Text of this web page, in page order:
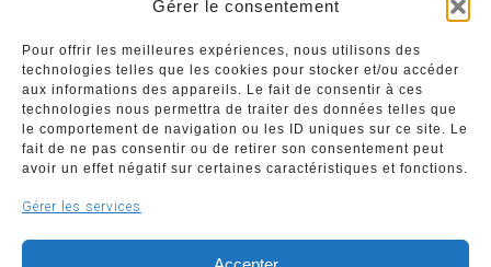
Gérer le consentement
Pour offrir les meilleures expériences, nous utilisons des
technologies telles que les cookies pour stocker et/ou accéder
aux informations des appareils. Le fait de consentir à ces
technologies nous permettra de traiter des données telles que
le comportement de navigation ou les ID uniques sur ce site. Le
fait de ne pas consentir ou de retirer son consentement peut
avoir un effet négatif sur certaines caractéristiques et fonctions.
Gérer les services
Commerçants
Annuaire des commerçants : insérez gratuitement
votre activité dans notre annuaire sur notre site ci-
dessous